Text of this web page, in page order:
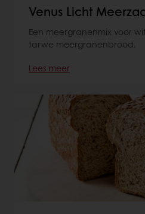
Venus Licht
Een meergranenmix voor
tarwe meergranenbrood.
Lees meer